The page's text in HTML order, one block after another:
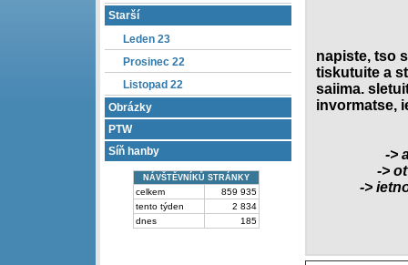
napiste, tso
tiskutuite a
saiima.
invormatse,
->
->
->
Starší
Leden 23
Prosinec 22
Listopad 22
Obrázky
PTW
Síň hanby
NÁVŠTĚVNÍKŮ STRÁNKY
celkem
859 935
tento týden
2 834
dnes
185